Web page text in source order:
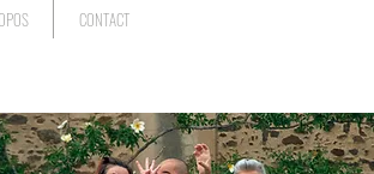
CONTACT